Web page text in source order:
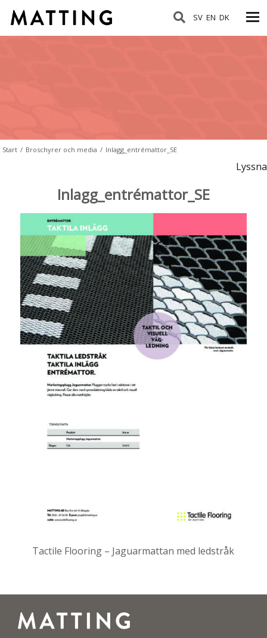
SV EN DK
Start / Broschyrer och media / Inlagg_entrémattor_SE
Lyssna
Inlagg_entrémattor_SE
Tactile Flooring – Jaguarmattan med ledstråk